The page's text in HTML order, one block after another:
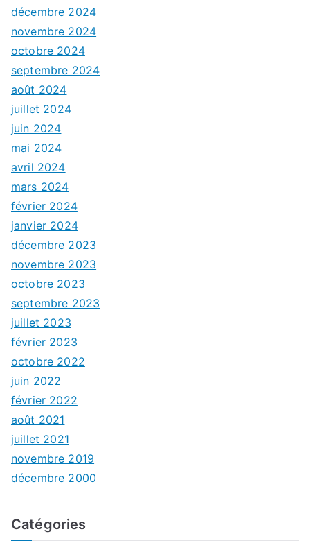
décembre 2024
novembre 2024
octobre 2024
septembre 2024
août 2024
juillet 2024
juin 2024
mai 2024
avril 2024
mars 2024
février 2024
janvier 2024
décembre 2023
novembre 2023
octobre 2023
septembre 2023
juillet 2023
février 2023
octobre 2022
juin 2022
février 2022
août 2021
juillet 2021
novembre 2019
décembre 2000
Catégories